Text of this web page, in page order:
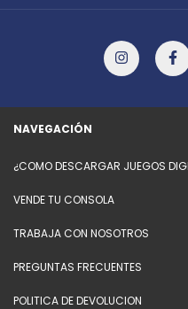
NAVEGACIÓN
¿COMO DESCARGAR JUEGOS
VENDE TU CONSOLA
TRABAJA CON NOSOTROS
PREGUNTAS FRECUENTES
POLITICA DE DEVOLUCION